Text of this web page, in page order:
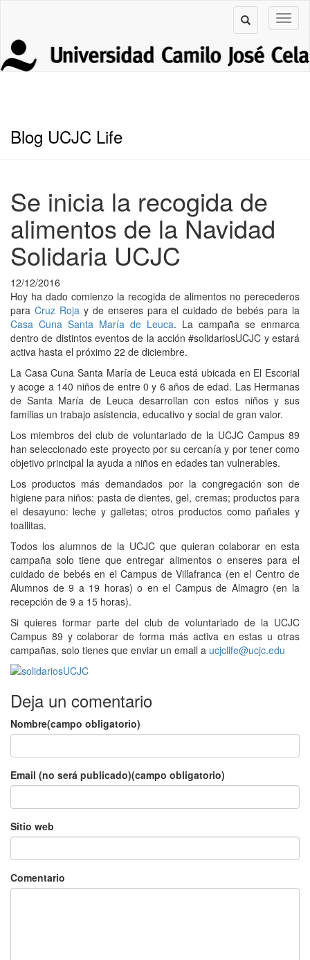
Blog UCJC Life
Se inicia la recogida de
alimentos de la Navidad
Solidaria UCJC
12/12/2016
Hoy ha dado comienzo la recogida de alimentos no perecederos
para Cruz Roja y de enseres para el cuidado de bebés para la
Casa Cuna Santa María de Leuca. La campaña se enmarca
dentro de distintos eventos de la acción #solidariosUCJC y estará
activa hasta el próximo 22 de diciembre.
La Casa Cuna Santa María de Leuca está ubicada en El Escorial
y acoge a 140 niños de entre 0 y 6 años de edad. Las Hermanas
de Santa María de Leuca desarrollan con estos niños y sus
familias un trabajo asistencia, educativo y social de gran valor.
Los miembros del club de voluntariado de la UCJC Campus 89
han seleccionado este proyecto por su cercanía y por tener como
objetivo principal la ayuda a niños en edades tan vulnerables.
Los productos más demandados por la congregación son de
higiene para niños: pasta de dientes, gel, cremas; productos para
el desayuno: leche y galletas; otros productos como pañales y
toallitas.
Todos los alumnos de la UCJC que quieran colaborar en esta
campaña solo tiene que entregar alimentos o enseres para el
cuidado de bebés en el Campus de Villafranca (en el Centro de
Alumnos de 9 a 19 horas) o en el Campus de Almagro (en la
recepción de 9 a 15 horas).
Si quieres formar parte del club de voluntariado de la UCJC
Campus 89 y colaborar de forma más activa en estas u otras
campañas, solo tienes que enviar un email a ucjclife@ucjc.edu
Deja un comentario
Nombre(campo obligatorio)
Email (no será publicado)(campo obligatorio)
Sitio web
Comentario